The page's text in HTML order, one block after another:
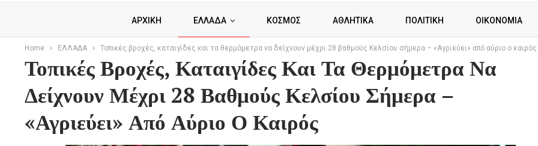
ΑΡΧΙΚΗ ΕΛΛΑΔΑ ΚΟΣΜΟΣ ΑΘΛΗΤΙΚΑ ΠΟΛΙΤΙΚΗ ΟΙΚΟΝΟΜΙΑ
Home ΕΛΛΑΔΑ Τοπικές βροχές, καταιγίδες και τα θερμόμετρα να δείχνουν μέχρι 28 βαθμούς Κελσίου σήμερα – «Αγριεύει» από αύριο ο καιρός
Τοπικές Βροχές, Καταιγίδες Και Τα Θερμόμετρα Να
Δείχνουν Μέχρι 28 Βαθμούς Κελσίου Σήμερα –
«Αγριεύει» Από Αύριο Ο Καιρός